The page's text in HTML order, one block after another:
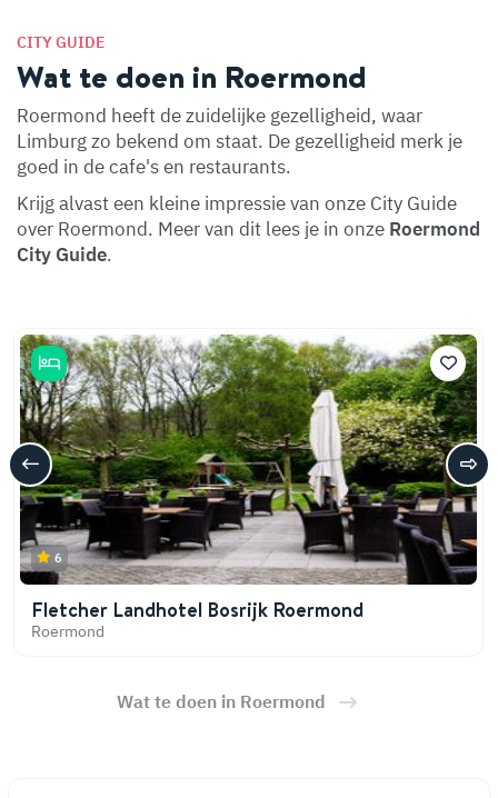
CITY GUIDE
Wat te doen in Roermond
Roermond heeft de zuidelijke gezelligheid, waar
Limburg zo bekend om staat. De gezelligheid merk je
goed in de cafe's en restaurants.
Krijg alvast een kleine impressie van onze City Guide
over Roermond. Meer van dit lees je in onze Roermond
City Guide.
6
Fletcher Landhotel Bosrijk Roermond
Roermond
Wat te doen in Roermond